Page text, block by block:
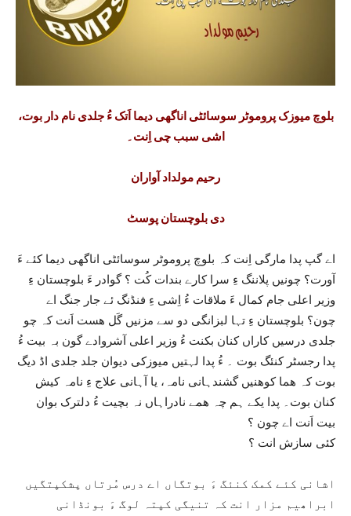
بلوچ میوزک پروموٹر سوسائٹی اناگھی دیما اَتک ءُ جلدی نام دار بوت،
اشی سبب چی اِنت۔
رحیم مولداد آواران
دی بلوچستان پوسٹ
اے گپ پدا مارگی اِنت کہ بلوچ پروموٹر سوسائٹی اناگھی دیما کئے ءَ
آورت؟ چونیں پلاننگ ءِ سرا کارے بندات کُت ؟ گوادر ءَ بلوچستان ءِ
وزیر اعلی جام کمال ءَ ملاقات ءُ اِشی ءِ فنڈنگ ئے جار جنگ اے
چون؟ بلوچستان ءِ تہا لبزانگی دو سے مزنیں گَل ھست اَنت کہ چو
جلدی درسیں کاراں کنان بکنت ءُ وزیر اعلی آشروادے گون بہ بیت ءُ
پدا رجسٹر کنئگ بوت ۔ ءُ پدا لہتیں میوزکی دیوان جلد جلدی اڈ دیگ
بوت کہ ھما کوھنیں گشندہانی نامہ، یا آہانی علاج ءِ نامہ کیش
کنان بوت۔ پدا یکے ہم چہ ھمے نادراہاں نہ بچیت ءُ دلترک بوان
بیت اَنت اے چون ؟
کئی سازش انت ؟
اشانی کئے کمک کنئگ ءَ بوتگاں اے درس مُرتاں پشکپتگیں
ابراھیم مزار انت کہ تنیگی کپتہ لوگ ءَ بونڈانی